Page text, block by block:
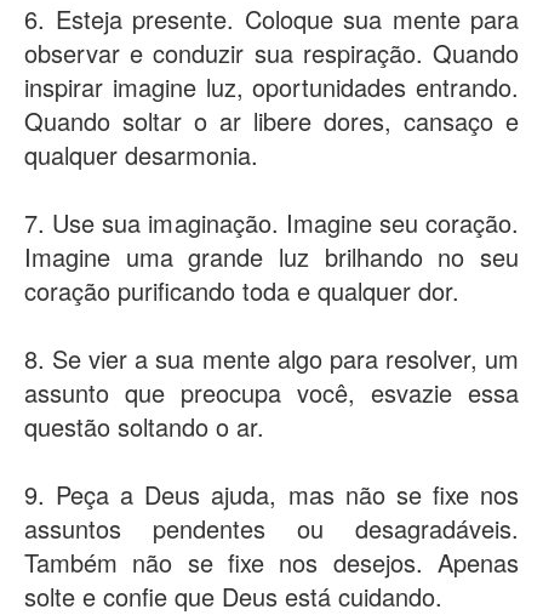
6. Esteja presente. Coloque sua mente para
observar e conduzir sua respiração. Quando
inspirar imagine luz, oportunidades entrando.
Quando soltar o ar libere dores, cansaço e
qualquer desarmonia.
7. Use sua imaginação. Imagine seu coração.
Imagine uma grande luz brilhando no seu
coração purificando toda e qualquer dor.
8. Se vier a sua mente algo para resolver, um
assunto que preocupa você, esvazie essa
questão soltando o ar.
9. Peça a Deus ajuda, mas não se fixe nos
assuntos pendentes ou desagradáveis.
Também não se fixe nos desejos. Apenas
solte e confie que Deus está cuidando.